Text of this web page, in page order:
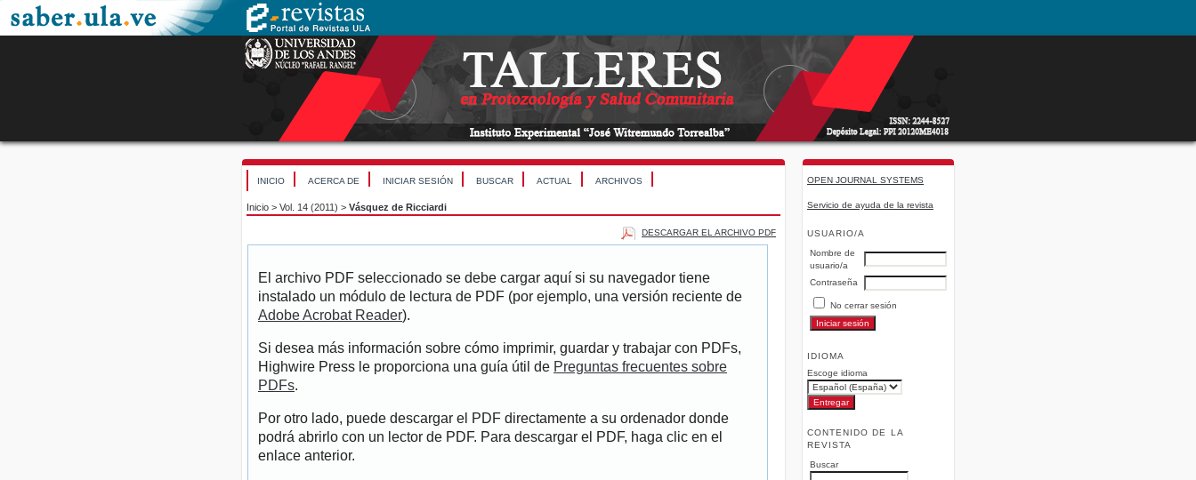
OPEN JOURNAL SYSTEMS
Servicio de ayuda de la revista
USUARIO/A
Nombre de
usuario/a
Contraseña
No cerrar sesión
IDIOMA
Escoge idioma
CONTENIDO DE LA
REVISTA
Buscar
INICIO ACERCA DE INICIAR SESIÓN BUSCAR ACTUAL ARCHIVOS
Inicio > Vol. 14 (2011) > Vásquez de Ricciardi
DESCARGAR EL ARCHIVO PDF
El archivo PDF seleccionado se debe cargar aquí si su navegador tiene
instalado un módulo de lectura de PDF (por ejemplo, una versión reciente de
Adobe Acrobat Reader).
Si desea más información sobre cómo imprimir, guardar y trabajar con PDFs,
Highwire Press le proporciona una guía útil de Preguntas frecuentes sobre
PDFs.
Por otro lado, puede descargar el PDF directamente a su ordenador donde
podrá abrirlo con un lector de PDF. Para descargar el PDF, haga clic en el
enlace anterior.